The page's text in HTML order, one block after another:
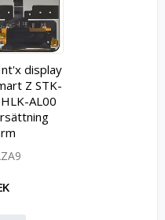
display
Z STK-
AL00